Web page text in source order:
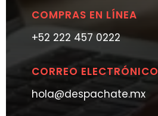
COMPRAS EN LÍNEA
+52 222 457 0222
CORREO ELECTRÓNICO
hola@despachate.mx